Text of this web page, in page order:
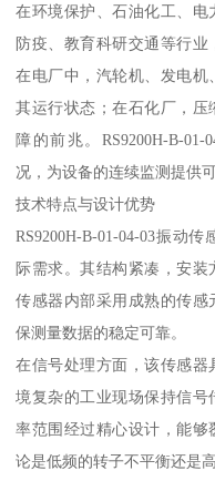
在环境保护、石油化工、
防疫、教育科研交通等行业
在电厂中，汽轮机、发电
其运行状态；在石化厂，
障的前兆。RS9200H-B-
况，为设备的连续监测提供可
技术特点与设计优势
RS9200H-B-01-04-03振动
际需求。其结构紧凑，安装
传感器内部采用成熟的传
保测量数据的稳定可靠。
在信号处理方面，该传感
境复杂的工业现场保持信
率范围经过精心设计，能
论是低频的转子不平衡还是